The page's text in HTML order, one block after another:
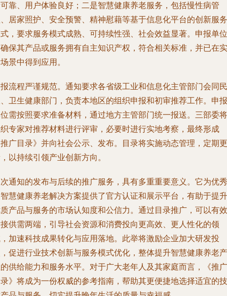
靠、用户体验良好；二是智慧健康养老服务，包括慢性病管
居家照护、安全预警、精神慰藉等基于信息化平台的创新服务
，要求服务模式成熟、可持续性强、社会效益显著。申报单位
保其产品或服务拥有自主知识产权，符合相关标准，并已在实
景中得到应用。
流程严谨规范。通知要求各省级工业和信息化主管部门会同民
卫生健康部门，负责本地区的组织申报和初审推荐工作。申报
需按照要求准备材料，通过地方主管部门统一报送。三部委将
专家对推荐材料进行评审，必要时进行实地考察，最终形成
广目录》并向社会公示、发布。目录将实施动态管理，定期更
以持续引领产业创新方向。
通知的发布与后续的推广服务，具有多重重要意义。它为优秀
慧健康养老解决方案提供了官方认证和展示平台，有助于提升
产品与服务的市场认知度和公信力。通过目录推广，可以有效
供需两端，引导社会资源和消费投向更高效、更人性化的领
加速科技成果转化与应用落地。此举将激励企业加大研发投
促进行业技术创新与服务模式优化，整体提升智慧健康养老产
供给能力和服务水平。对于广大老年人及其家庭而言，《推广
》将成为一份权威的参考指南，帮助其更便捷地选择适宜的技